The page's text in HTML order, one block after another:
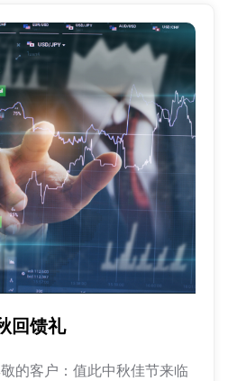
回馈礼
的客户：值此中秋佳节来临